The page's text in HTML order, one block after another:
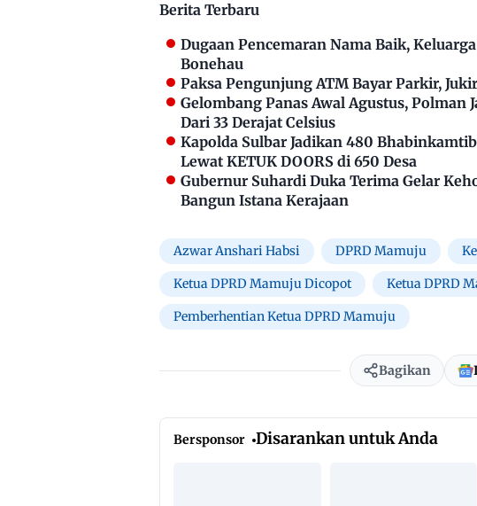
Berita Terbaru
Dugaan Pencemaran Nama Baik,
Bonehau
Paksa Pengunjung ATM Bayar Parkir,
Gelombang Panas Awal Agustus, Polman
Dari 33 Derajat Celsius
Kapolda Sulbar Jadikan 480
Lewat KETUK DOORS di 650 Desa
Gubernur Suhardi Duka Terima Gelar
Bangun Istana Kerajaan
Azwar Anshari Habsi DPRD Mamuju
Ketua DPRD Mamuju Dicopot Ketua DPRD
Pemberhentian Ketua DPRD Mamuju
Bagikan
Bersponsor Disarankan untuk Anda